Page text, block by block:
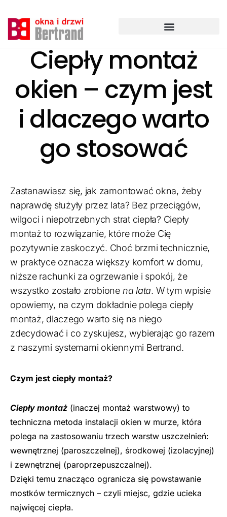
do
treści
Ciepły montaż
okien – czym jest
i dlaczego warto
go stosować
Zastanawiasz się, jak zamontować okna, żeby
naprawdę służyły przez lata? Bez przeciągów,
wilgoci i niepotrzebnych strat ciepła? Ciepły
montaż to rozwiązanie, które może Cię
pozytywnie zaskoczyć. Choć brzmi technicznie,
w praktyce oznacza większy komfort w domu,
niższe rachunki za ogrzewanie i spokój, że
wszystko zostało zrobione na lata. W tym wpisie
opowiemy, na czym dokładnie polega ciepły
montaż, dlaczego warto się na niego
zdecydować i co zyskujesz, wybierając go razem
z naszymi systemami okiennymi Bertrand.
Czym jest ciepły montaż?
Ciepły montaż (inaczej montaż warstwowy) to
techniczna metoda instalacji okien w murze, która
polega na zastosowaniu trzech warstw uszczelnień:
wewnętrznej (paroszczelnej), środkowej (izolacyjnej)
i zewnętrznej (paroprzepuszczalnej).
Dzięki temu znacząco ogranicza się powstawanie
mostków termicznych – czyli miejsc, gdzie ucieka
najwięcej ciepła.